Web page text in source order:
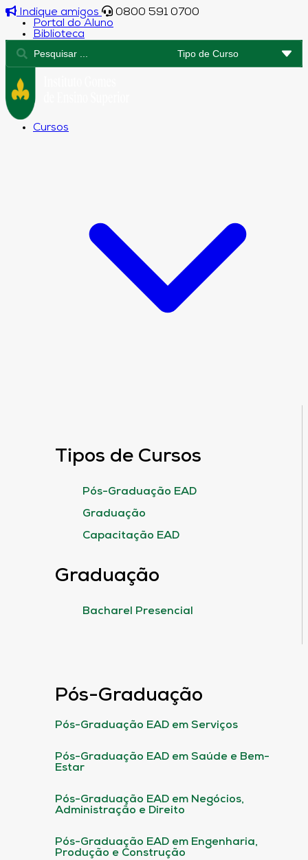
Indique amigos
0800 591 0700
Portal do Aluno
Biblioteca
Cursos
Tipos de Cursos
Pós-Graduação EAD
Graduação
Capacitação EAD
Graduação
Bacharel Presencial
Pós-Graduação
Pós-Graduação EAD em Serviços
Pós-Graduação EAD em Saúde e Bem-
Estar
Pós-Graduação EAD em Negócios,
Administração e Direito
Pós-Graduação EAD em Engenharia,
Produção e Construção